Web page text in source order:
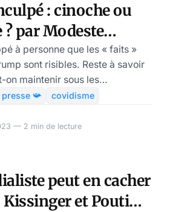
: cinoche ou
par Modeste
à personne que les « faits »
sont risibles. Reste à savoir
on maintenir sous les
opposant finalement plus
Santis ? Ou exercer le genre
sera plus tard facile de
nœud de la question.
presse 📯
covidisme
— 2 min de lecture
peut en cacher
et Poutine